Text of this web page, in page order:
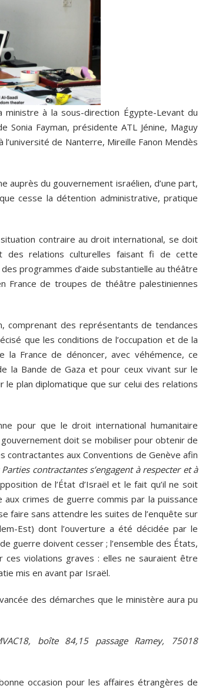
à la sous-direction Égypte-Levant du
Fayman, présidente ATL Jénine, Maguy
de Nanterre, Mireille Fanon Mendès
auprès du gouvernement israélien, d’une part,
cesse la détention administrative, pratique
contraire au droit international, se doit
des relations culturelles faisant fi de cette
programmes d’aide substantielle au théâtre
France de troupes de théâtre palestiniennes
comprenant des représentants de tendances
que les conditions de l’occupation et de la
France de dénoncer, avec véhémence, ce
la Bande de Gaza et pour ceux vivant sur le
plan diplomatique que sur celui des relations
pour que le droit international humanitaire
doit se mobiliser pour obtenir de
contractantes aux Conventions de Genève afin
contractantes s’engagent à respecter et à
de l’État d’Israël et le fait qu’il ne soit
aux crimes de guerre commis par la puissance
faire sans attendre les suites de l’enquête sur
Est) dont l’ouverture a été décidée par le
guerre doivent cesser ; l’ensemble des États,
violations graves : elles ne sauraient être
mis en avant par Israël.
des démarches que le ministère aura pu
boîte 84,15 passage Ramey, 75018
occasion pour les affaires étrangères de